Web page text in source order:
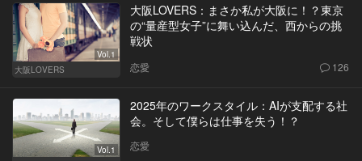
Vol.1
大阪LOVERS
大阪LOVERS：まさか私が大阪に！？東京
の“量産型女子”に舞い込んだ、西からの挑
戦状
恋愛 126
Vol.1
2025年のワークスタイル：AIが支配する社
会。そして僕らは仕事を失う！？
恋愛